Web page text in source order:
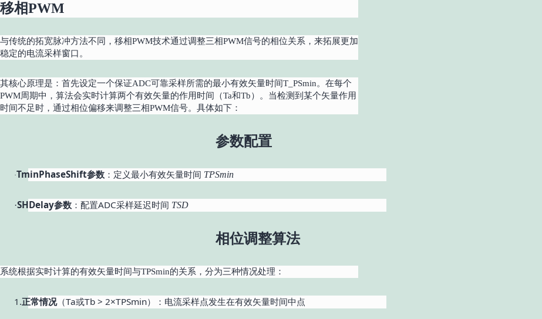
移相PWM
与传统的拓宽脉冲方法不同，移相PWM技术通过调整三相PWM信号的相位关系，来拓展更加
稳定的电流采样窗口。
其核心原理是：首先设定一个保证ADC可靠采样所需的最小有效矢量时间T_PSmin。在每个
PWM周期中，算法会实时计算两个有效矢量的作用时间（Ta和Tb）。当检测到某个矢量作用
时间不足时，通过相位偏移来调整三相PWM信号。具体如下：
参数配置
·TminPhaseShift参数 ：定义最小有效矢量时间 TPSmin
·SHDelay参数 ：配置ADC采样延迟时间 TSD
相位调整算法
系统根据实时计算的有效矢量时间与TPSmin的关系，分为三种情况处理：
1.正常情况（Ta或Tb > 2×TPSmin）：电流采样点发生在有效矢量时间中点